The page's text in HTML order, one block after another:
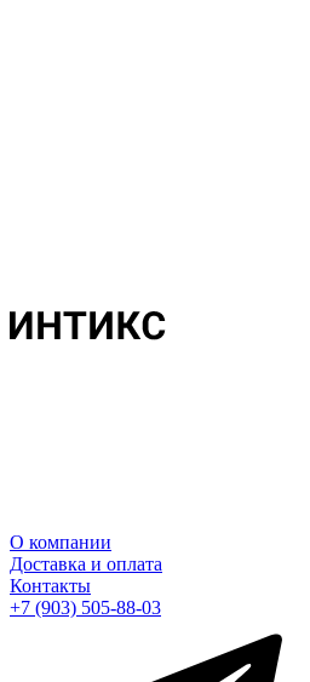
О компании
Доставка и оплата
Контакты
+7 (903) 505-88-03